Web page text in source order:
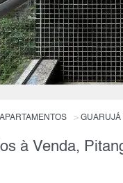
APARTAMENTOS GUARUJÁ